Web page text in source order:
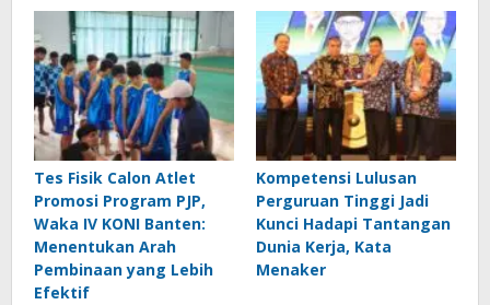
Tes Fisik Calon Atlet
Promosi Program PJP,
Waka IV KONI Banten:
Menentukan Arah
Pembinaan yang Lebih
Efektif
Kompetensi Lulusan
Perguruan Tinggi Jadi
Kunci Hadapi Tantangan
Dunia Kerja, Kata
Menaker